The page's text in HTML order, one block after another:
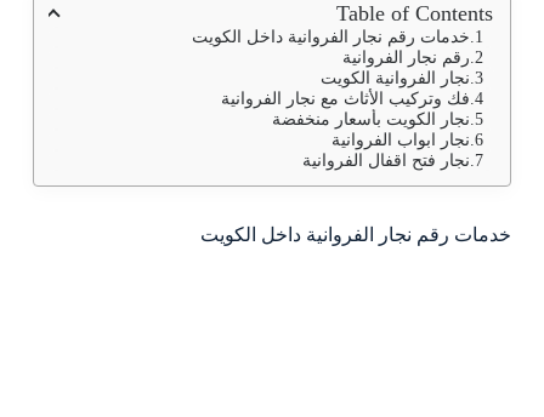
Table of Contents
خدمات رقم نجار الفروانية داخل الكويت
رقم نجار الفروانية
نجار الفروانية الكويت
فك وتركيب الأثاث مع نجار الفروانية
نجار الكويت بأسعار منخفضة
نجار ابواب الفروانية
نجار فتح اقفال الفروانية
خدمات رقم نجار الفروانية داخل الكويت